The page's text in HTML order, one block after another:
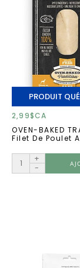
PRODUIT
2,99$CA
OVEN-BAKED
Filet De Poulet
+
-